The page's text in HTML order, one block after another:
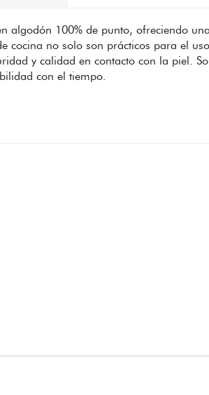
algodón 100% de punto, ofreciendo
cocina no solo son prácticos para el
y calidad en contacto con la piel.
con el tiempo.